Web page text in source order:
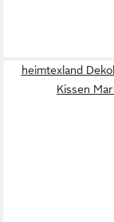
heimtexland
Kissen